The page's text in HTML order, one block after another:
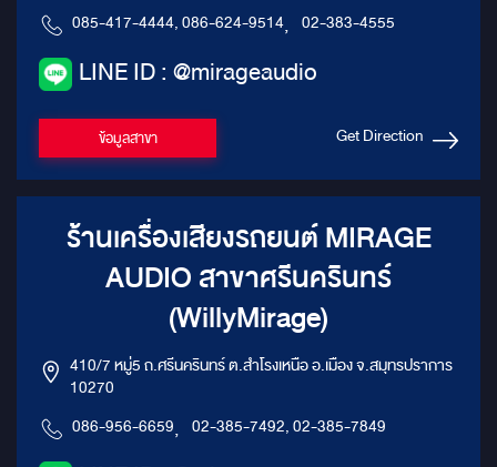
085-417-4444, 086-624-9514, 02-383-4555
LINE ID : @mirageaudio
ข้อมูลสาขา Get Direction
ร้านเครื่องเสียงรถยนต์ MIRAGE
AUDIO สาขาศรีนครินทร์
(WillyMirage)
410/7 หมู่5 ถ.ศรีนครินทร์ ต.สำโรงเหนือ อ.เมือง จ.สมุทรปราการ
10270
086-956-6659, 02-385-7492, 02-385-7849